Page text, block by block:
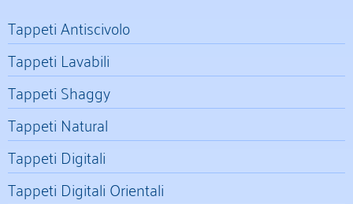
Tappeti Antiscivolo
Tappeti Lavabili
Tappeti Shaggy
Tappeti Natural
Tappeti Digitali
Tappeti Digitali Orientali